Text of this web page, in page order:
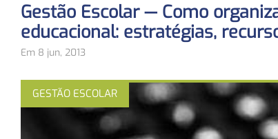
Gestão Escolar — Como
educacional: estratégias,
Em 8 jun, 2013
GESTÃO ESCOLAR